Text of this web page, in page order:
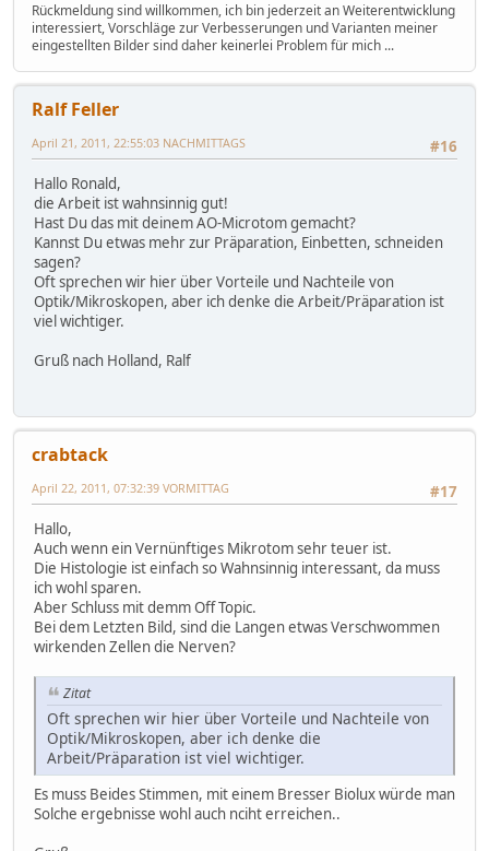
Rückmeldung sind willkommen, ich bin jederzeit an Weiterentwicklung
interessiert, Vorschläge zur Verbesserungen und Varianten meiner
eingestellten Bilder sind daher keinerlei Problem für mich ...
Ralf Feller
#16
April 21, 2011, 22:55:03 NACHMITTAGS
Hallo Ronald,
die Arbeit ist wahnsinnig gut!
Hast Du das mit deinem AO-Microtom gemacht?
Kannst Du etwas mehr zur Präparation, Einbetten, schneiden
sagen?
Oft sprechen wir hier über Vorteile und Nachteile von
Optik/Mikroskopen, aber ich denke die Arbeit/Präparation ist
viel wichtiger.
Gruß nach Holland, Ralf
crabtack
#17
April 22, 2011, 07:32:39 VORMITTAG
Hallo,
Auch wenn ein Vernünftiges Mikrotom sehr teuer ist.
Die Histologie ist einfach so Wahnsinnig interessant, da muss
ich wohl sparen.
Aber Schluss mit demm Off Topic.
Bei dem Letzten Bild, sind die Langen etwas Verschwommen
wirkenden Zellen die Nerven?
Zitat
Oft sprechen wir hier über Vorteile und Nachteile von
Optik/Mikroskopen, aber ich denke die
Arbeit/Präparation ist viel wichtiger.
Es muss Beides Stimmen, mit einem Bresser Biolux würde man
Solche ergebnisse wohl auch nciht erreichen..